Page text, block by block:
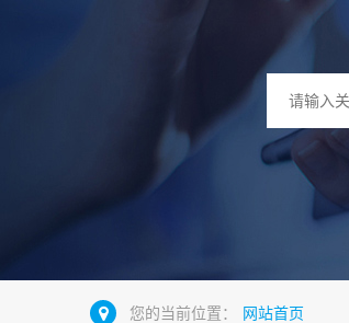
您的当前位置： 网站首页